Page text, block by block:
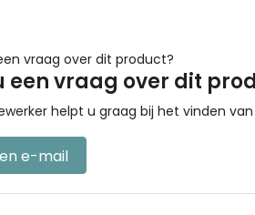
een vraag over dit
helpt u graag bij het vinden
e-mail